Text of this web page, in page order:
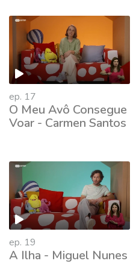
ep. 17
O Meu Avô Consegue
Voar - Carmen Santos
ep. 19
A Ilha - Miguel Nunes
662739